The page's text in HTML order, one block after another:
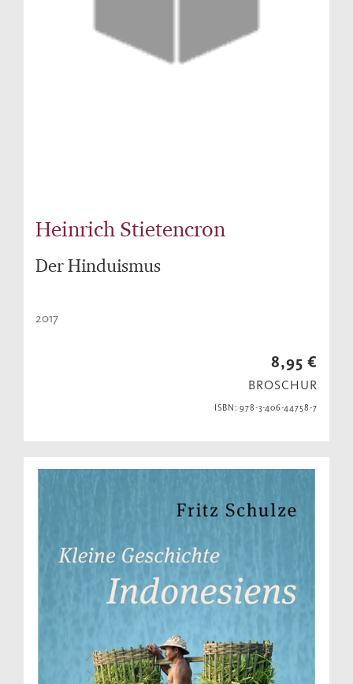
Heinrich Stietencron
Der Hinduismus
2017
8,95 €
BROSCHUR
ISBN: 978-3-406-44758-7